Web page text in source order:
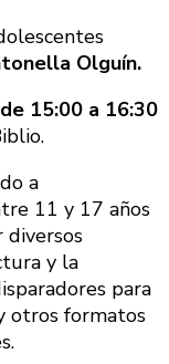
Olguín.
15:00 a 16:30
a
11 y 17 años
diversos
y la
para
otros formatos